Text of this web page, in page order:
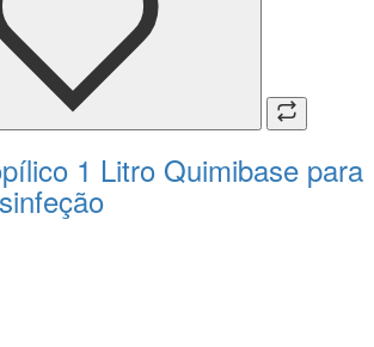
1 Litro Quimibase para